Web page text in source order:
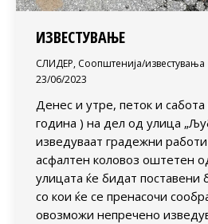
ИЗВЕСТУВАЊЕ
СЛИДЕР, Соопштенија/известувања
23/06/2023
Денес и утре, петок и
година ) на дел од улица
изведуваат градежни
асфалтен коловоз оштетен
улицата ќе бидат поставени
со кои ќе се пренасочи
овозможи непречено